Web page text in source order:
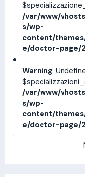
/var/www/
s/wp-
content/
e/doctor-page/
Warning:
/var/www/
s/wp-
content/
e/doctor-page/